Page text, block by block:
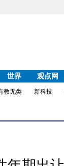
世界 观点网
教无类 新科技